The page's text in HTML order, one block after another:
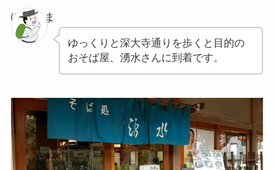
ぽちゃま
ゆっくりと深大寺通りを歩くと目的の
おそば屋、湧水さんに到着です。